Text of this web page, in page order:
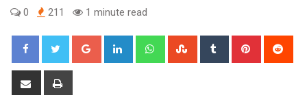
0 211 1 minute read
Google+ LinkedIn WhatsappStumbleUpon
Tumblr Pinterest
Share